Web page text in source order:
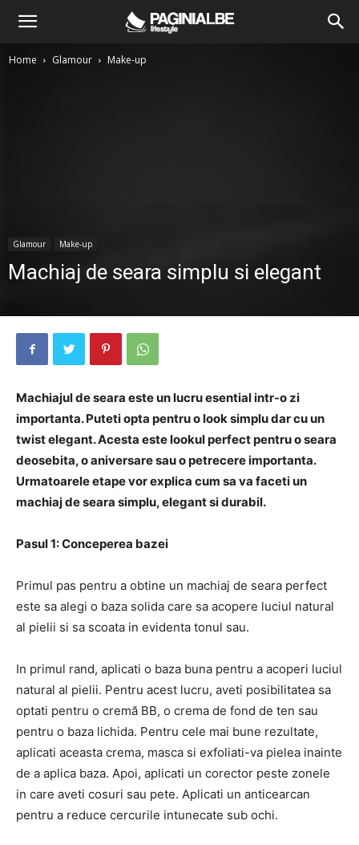
Home Glamour Make-up
Glamour Make-up
Machiaj de seara simplu si elegant
Machiajul de seara este un lucru esential intr-o zi
importanta. Puteti opta pentru o look simplu dar cu un
twist elegant. Acesta este lookul perfect pentru o seara
deosebita, o aniversare sau o petrecere importanta.
Urmatoarele etape vor explica cum sa va faceti un
machiaj de seara simplu, elegant si durabil.
Pasul 1: Conceperea bazei
Primul pas pentru a obtine un machiaj de seara perfect
este sa alegi o baza solida care sa acopere luciul natural
al pielii si sa scoata in evidenta tonul sau.
In primul rand, aplicati o baza buna pentru a acoperi luciul
natural al pielii. Pentru acest lucru, aveti posibilitatea sa
optati pentru o cremă BB, o crema de fond de ten sau
pentru o baza lichida. Pentru cele mai bune rezultate,
aplicati aceasta crema, masca si exfoliati-va pielea inainte
de a aplica baza. Apoi, aplicati un corector peste zonele
in care aveti cosuri sau pete. Aplicati un anticearcan
pentru a reduce cercurile intunecate sub ochi.